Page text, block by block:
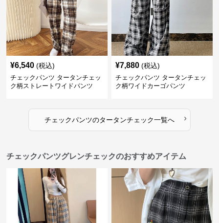
¥6,540 (税込)
チェックパンツ タータンチェッ
ク柄ストレートワイドパンツ
¥7,880 (税込)
チェックパンツ タータンチェッ
ク柄ワイドカーゴパンツ
チェックパンツのタータンチェック一覧へ ›
チェックパンツグレンチェックのおすすめアイテム